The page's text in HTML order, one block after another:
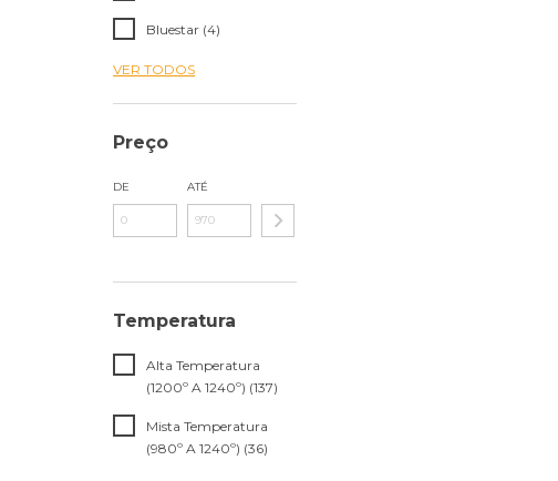
Bluestar (4)
VER TODOS
Preço
DE ATÉ
Temperatura
Alta Temperatura
(1200º A 1240º) (137)
Mista Temperatura
(980º A 1240º) (36)